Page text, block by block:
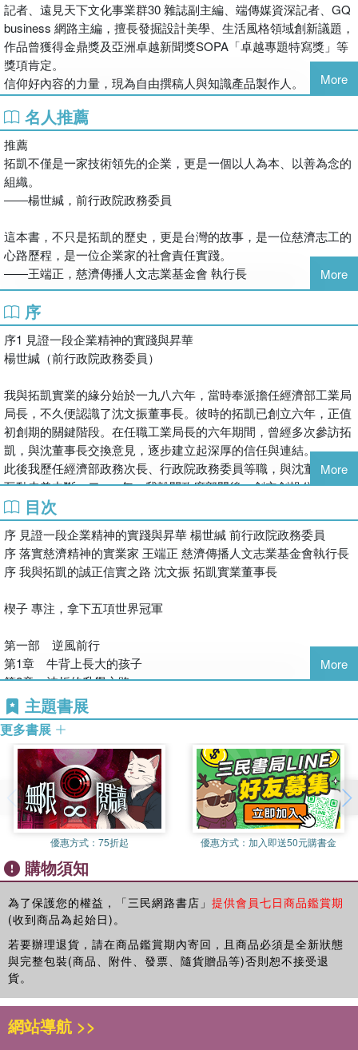
拓凱現今已是全球最大的核磁共振（MRI）醫療床板供應商，市占
率超過90%，全球醫療成像設備排名前四名的品牌奇異、西門子、
飛利浦與東芝，都是拓凱的客戶；拓凱還為空中巴士、波音等各型
商用客機，生產製造商務艙以及經濟艙碳纖維椅背和主要零組件，
市占率達35%以上。
不論是球拍、自行車架、安全帽、醫療床板或航太零組件，都是高
度專業化的不同領域，任何一項產品的研發與製造難度，都可能是
獨立一家公司傾全力投注資源，才能做到世界頂尖的程度，為何拓
凱不只能成功走向多角經營，還一舉達成5項世界第一的成就？
維複合材料的關鍵――樹脂配方的研發與運用，它讓拓凱能從球拍
跨足其他產業，不斷開拓新的利基市場，造就拓凱在國際間鮮明的
「碳纖維複材專家」定位。
當球拍市場逐步衰退，其他同時期創業的同業大多已黯然退出市
場，拓凱卻能靠多角化布局分散經營風險，坐擁後進者難以望其項
背的技術護城河，成為全年營收突破百億元的世界級企業，至今仍
充滿活力地進行技術創新與永續轉型。
記者、遠見天下文化事業群30 雜誌副主編、端傳媒資深記者、GQ
business 網路主編，擅長發掘設計美學、生活風格領域創新議題，
作品曾獲得金鼎獎及亞洲卓越新聞獎SOPA「卓越專題特寫獎」等
獎項肯定。
信仰好內容的力量，現為自由撰稿人與知識產品製作人。
More
名人推薦
推薦
拓凱不僅是一家技術領先的企業，更是一個以人為本、以善為念的
組織。
――楊世緘，前行政院政務委員
這本書，不只是拓凱的歷史，更是台灣的故事，是一位慈濟志工的
心路歷程，是一位企業家的社會責任實踐。
――王端正，慈濟傳播人文志業基金會 執行長
雖然我們起步時沒有豐厚的資源，但只要堅持、專注，把路走穩走
深，就能在世界舞台上被看見。
――沈文振，拓凱實業 董事長
More
序
序1 見證一段企業精神的實踐與昇華
楊世緘（前行政院政務委員）
我與拓凱實業的緣分始於一九八六年，當時奉派擔任經濟部工業局
局長，不久便認識了沈文振董事長。彼時的拓凱已創立六年，正值
初創期的關鍵階段。在任職工業局長的六年期間，曾經多次參訪拓
凱，與沈董事長交換意見，逐步建立起深厚的信任與連結。
此後我歷任經濟部政務次長、行政院政務委員等職，與沈董事長的
互動未曾中斷。二○○○年，我離開政府部門後，創立創投公司，沈
董事長亦以個人名義投資支持，展現出高度的信任與情誼。
自二○一一年十月起，我擔任拓凱獨立董事，一路見證公司於二○一
三年十月正式上市，邁入嶄新階段。至二○二五年五月卸任為止，
共擔任董事十三年餘，親身參與並見證了拓凱的成長與蛻變。
回顧拓凱的成功，可歸納出三大關鍵因素：
一、創業初期即匯聚優秀人才
背景與誠信品格。隨著公司成長，更持續吸引頂尖人才加入，奠定
堅實的團隊基礎。
二、技術持續創新，產品不斷推陳出新
拓凱緊貼全球市場需求，積極開發新技術與新產品，從安全帽到球
度。
三、企業文化深植慈濟精神
沈文振董事長與夫人皆為慈濟人，且在沈董事長的引領下，公司同
仁多秉持慈濟理念，積極參與公益，年年編列公益經費，並身體力
文化，成為穩健發展的核心力量。
拓凱不僅是一家技術領先的企業，更是一個以人為本、以善為念的
組織。在董事會的運作中，沈董事長展現出謙遜與遠見，不僅具備
技術專業，更能精準掌握市場方向，帶領公司穩健前行。其領導風
格不僅促成企業成長，更形塑出值得台灣企業學習的典範。
《以5微米連結世界》的出版，不僅是沈文振董事長個人歷程的回
顧，更是拓凱精神的傳承。在這份信仰與文化的引領下，相信拓凱
將持續發光發熱，邁向更寬廣的未來。
謹以此序，獻給一段值得銘記的企業旅程，也獻給所有相信「做好
More
目次
序 見證一段企業精神的實踐與昇華 楊世緘 前行政院政務委員
序 落實慈濟精神的實業家 王端正 慈濟傳播人文志業基金會執行長
序 我與拓凱的誠正信實之路 沈文振 拓凱實業董事長
楔子 專注，拿下五項世界冠軍
第一部 逆風前行
第1章 牛背上長大的孩子
第2章 波折的升學之路
第3章 全方位的職場淬鍊
第4章 踏上創業之路
第5章 老友合力創業
第6章 洞見危機，研發樹脂配方
第二部 多角發展邁向世界
第1章 打造零退貨率的工藝球拍
第2章 率先量產碳纖維自行車架
第3章 年產逾百萬頂賽車級安全帽
第4章 市占第一的航太商用座椅零組件
第5章 醫療床板全球第一大供應商
第6章 複合經營心法，滾動成長動能
第三部 與永續同行
第1章 淨零浪潮來襲，搶先布局
第2章 誠信和諧的公司治理
結語 隱形冠軍的下一步
More
主題書展
更多書展
優惠方式： 75折起 優惠方式： 加入即送50元購書金
購物須知
為了保護您的權益，「三民網路書店」 提供會員七日商品鑑賞期
(收到商品為起始日)。
若要辦理退貨，請在商品鑑賞期內寄回，且商品必須是全新狀態
與完整包裝(商品、附件、發票、隨貨贈品等)否則恕不接受退
貨。
網站導航 >>